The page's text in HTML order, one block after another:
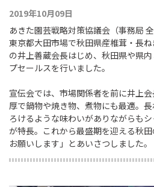
2019年10月09日
あきた園芸戦略対策協議会（事務局
東京都大田市場で秋田県産椎茸・長
の井上善蔵会長はじめ、秋田県や県
プセールスを行いました。
宣伝会では、市場関係者を前に井上
厚で鍋物や焼き物、煮物にも最適。
ろけるような味わいがありながらも
が特長。これから最盛期を迎える秋
お願いします」とあいさつしました。